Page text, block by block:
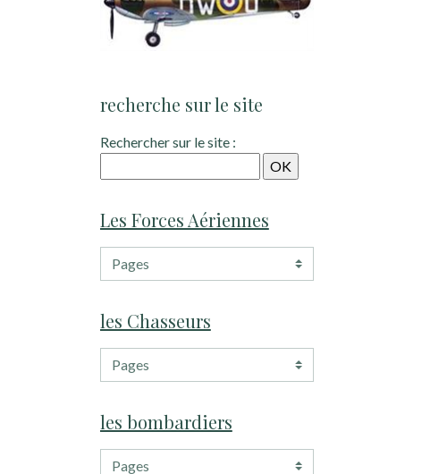
recherche sur le site
Rechercher sur le site :
Les Forces Aériennes
les Chasseurs
les bombardiers